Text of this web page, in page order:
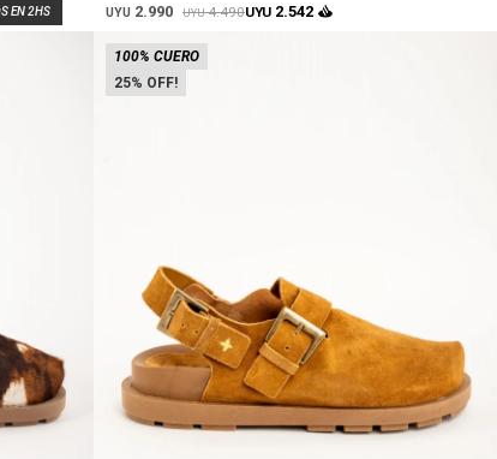
UYU 2.990 UYU4.490UYU 2.542
25
100% CUERO